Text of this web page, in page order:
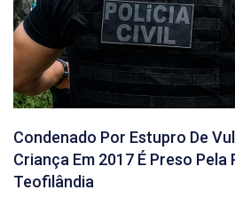
Condenado Por Estupro De
Criança Em 2017 É Preso Pela
Teofilândia